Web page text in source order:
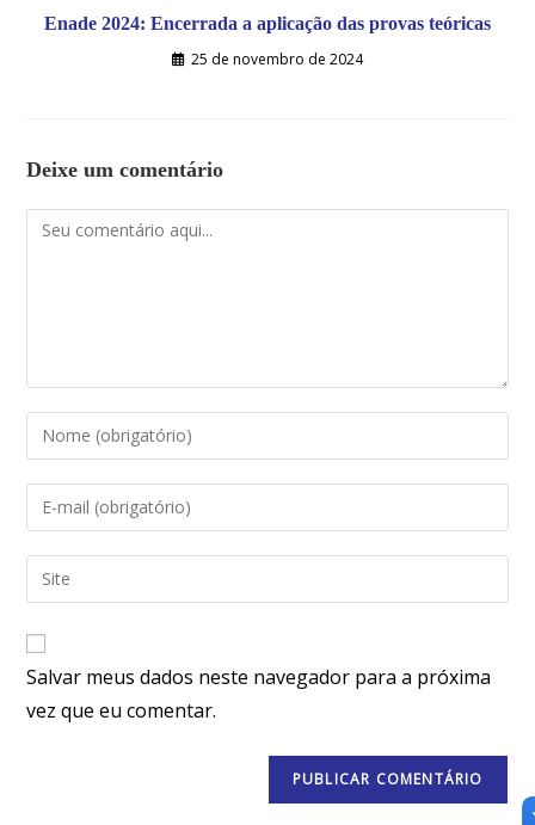
Enade 2024: Encerrada a aplicação das provas teóricas
25 de novembro de 2024
Deixe um comentário
Salvar meus dados neste navegador para a próxima
vez que eu comentar.